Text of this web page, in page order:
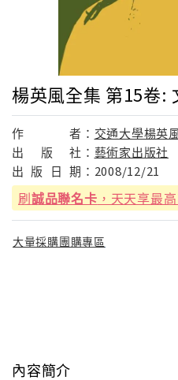
楊英風全集 第15卷:
作 者： 交通大學楊英
出
版 社： 藝術家出版社
出 版 日 期： 2008/12/21
刷誠品聯名卡 ，天天享最
大量採購團購專區
內容簡介